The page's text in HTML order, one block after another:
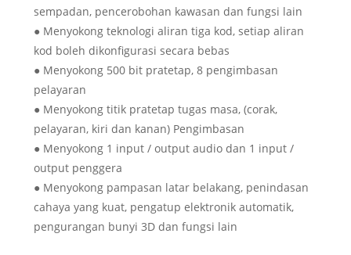
sempadan, pencerobohan kawasan dan fungsi lain
● Menyokong teknologi aliran tiga kod, setiap aliran
kod boleh dikonfigurasi secara bebas
● Menyokong 500 bit pratetap, 8 pengimbasan
pelayaran
● Menyokong titik pratetap tugas masa, (corak,
pelayaran, kiri dan kanan) Pengimbasan
● Menyokong 1 input / output audio dan 1 input /
output penggera
● Menyokong pampasan latar belakang, penindasan
cahaya yang kuat, pengatup elektronik automatik,
pengurangan bunyi 3D dan fungsi lain